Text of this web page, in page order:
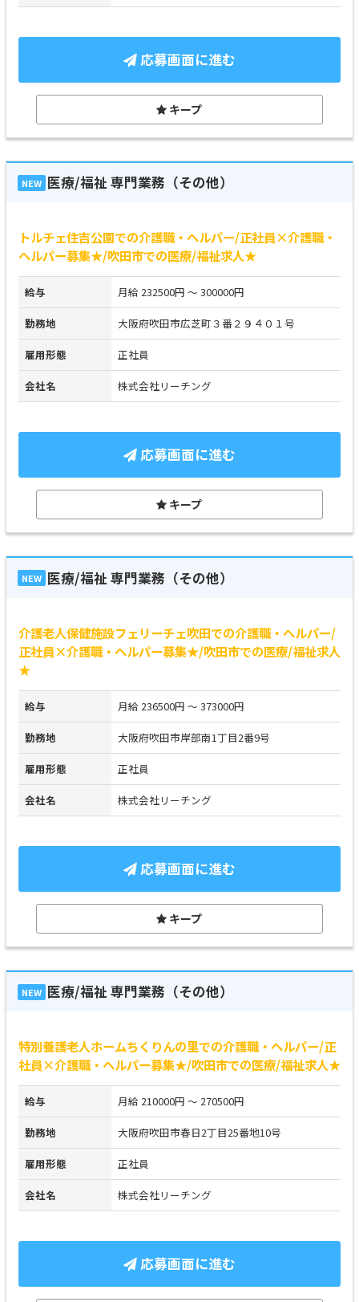
応募画面に進む
キープ
NEW 医療/福祉 専門業務（その他）
トルチェ住吉公園での介護職・ヘルパー/正社員×介護職・
ヘルパー募集★/吹田市での医療/福祉求人★
給与 月給 232500円 ～ 300000円
勤務地 大阪府吹田市広芝町３番２９４０１号
雇用形態 正社員
会社名 株式会社リーチング
応募画面に進む
キープ
NEW 医療/福祉 専門業務（その他）
介護老人保健施設フェリーチェ吹田での介護職・ヘルパー/
正社員×介護職・ヘルパー募集★/吹田市での医療/福祉求人
★
給与 月給 236500円 ～ 373000円
勤務地 大阪府吹田市岸部南1丁目2番9号
雇用形態 正社員
会社名 株式会社リーチング
応募画面に進む
キープ
NEW 医療/福祉 専門業務（その他）
特別養護老人ホームちくりんの里での介護職・ヘルパー/正
社員×介護職・ヘルパー募集★/吹田市での医療/福祉求人★
給与 月給 210000円 ～ 270500円
勤務地 大阪府吹田市春日2丁目25番地10号
雇用形態 正社員
会社名 株式会社リーチング
応募画面に進む